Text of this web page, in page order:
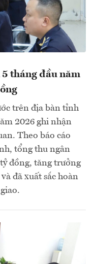
tháng đầu năm
trên địa bàn tỉnh
2026 ghi nhận
Theo báo cáo
tổng thu ngân
đồng, tăng trưởng
đã xuất sắc hoàn